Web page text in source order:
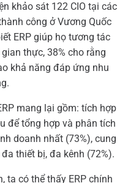
khảo sát 122 CIO tại các
công ở Vương Quốc
ERP giúp họ tương tác
thực, 38% cho rằng
khả năng đáp ứng nhu
mang lại gồm: tích hợp
để tổng hợp và phân tích
doanh nhất (73%), cung
thiết bị, đa kênh (72%).
ta có thể thấy ERP chính